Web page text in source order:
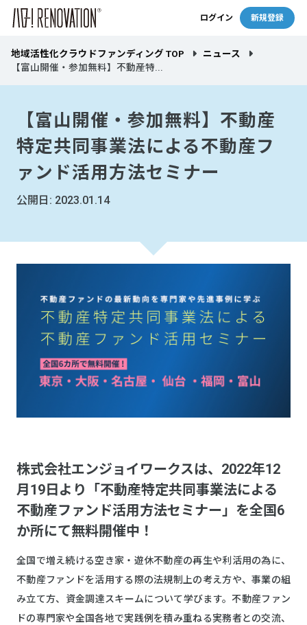
ログイン 新規登録
地域活性化クラウドファンディング TOP
ニュース
【富山開催・参加無料】不動産特...
【富山開催・参加無料】不動産
特定共同事業法による不動産フ
ァンド活用方法セミナー
公開日: 2023.01.14
株式会社エンジョイワークスは、2022年12
月19日より「不動産特定共同事業法による
不動産ファンド活用方法セミナー」を全国6
か所にて無料開催中！
全国で増え続ける空き家・遊休不動産の再生や利活用の為に、
不動産ファンドを活用する際の法規制上の考え方や、事業の組
み立て方、資金調達スキームについて学びます。不動産ファン
ドの専門家や全国各地で実践例を積み重ねる実務者との交流、